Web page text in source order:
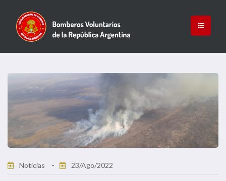
Noticias 23/Ago/2022